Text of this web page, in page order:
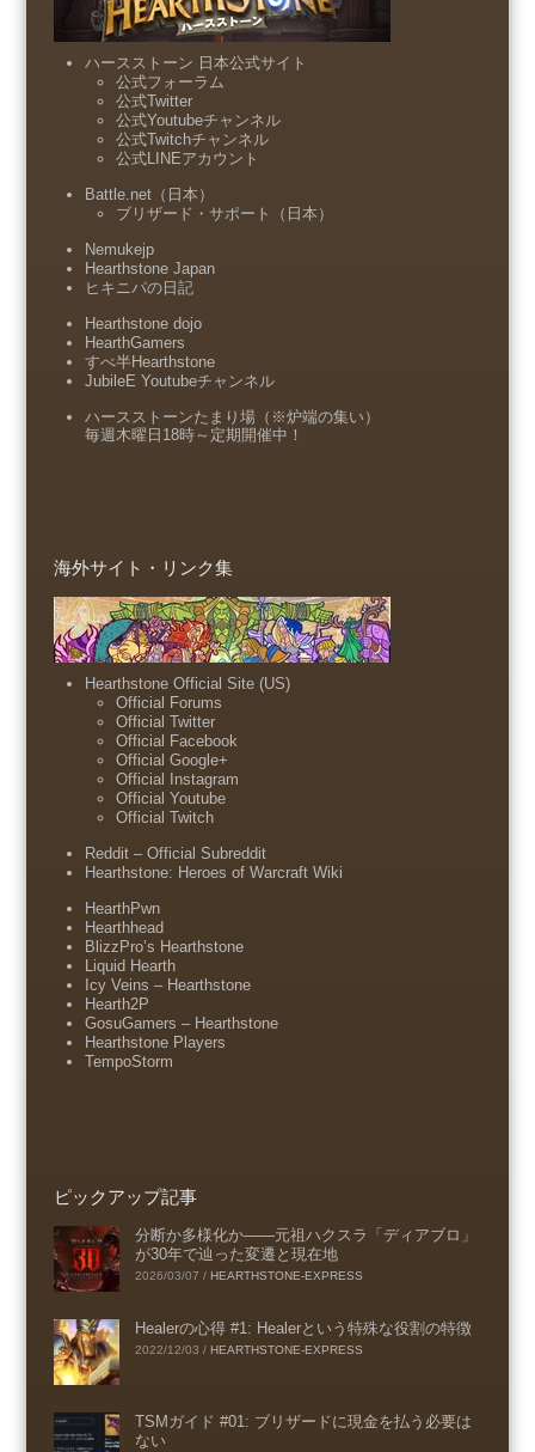
ハースストーン 日本公式サイト
公式フォーラム
公式Twitter
公式Youtubeチャンネル
公式Twitchチャンネル
公式LINEアカウント
Battle.net（日本）
ブリザード・サポート（日本）
Nemukejp
Hearthstone Japan
ヒキニパの日記
Hearthstone dojo
HearthGamers
すべ半Hearthstone
JubileE Youtubeチャンネル
ハースストーンたまり場（※炉端の集い）
毎週木曜日18時～定期開催中！
海外サイト・リンク集
Hearthstone Official Site (US)
Official Forums
Official Twitter
Official Facebook
Official Google+
Official Instagram
Official Youtube
Official Twitch
Reddit – Official Subreddit
Hearthstone: Heroes of Warcraft Wiki
HearthPwn
Hearthhead
BlizzPro’s Hearthstone
Liquid Hearth
Icy Veins – Hearthstone
Hearth2P
GosuGamers – Hearthstone
Hearthstone Players
TempoStorm
ピックアップ記事
分断か多様化か――元祖ハクスラ「ディアブロ」
が30年で辿った変遷と現在地
2026/03/07 / HEARTHSTONE-EXPRESS
Healerの心得 #1: Healerという特殊な役割の特徴
2022/12/03 / HEARTHSTONE-EXPRESS
TSMガイド #01: ブリザードに現金を払う必要は
ない